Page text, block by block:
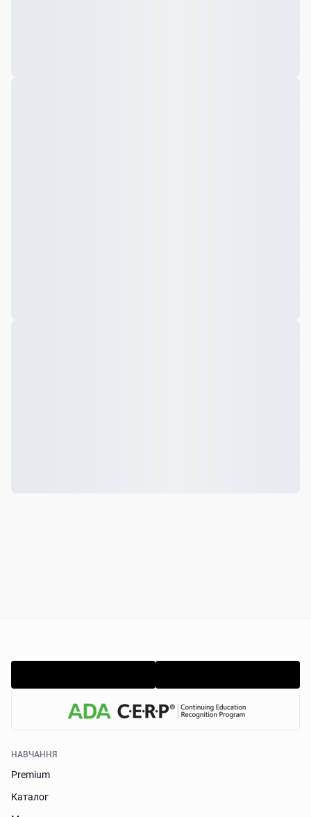
НАВЧАННЯ
Premium
Каталог